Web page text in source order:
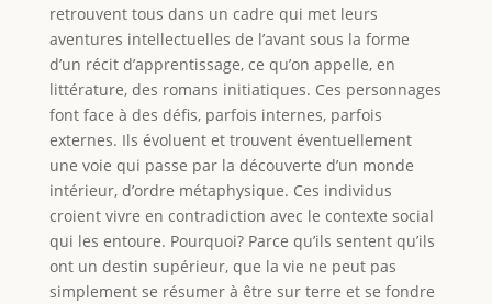
retrouvent tous dans un cadre qui met leurs
aventures intellectuelles de l’avant sous la forme
d’un récit d’apprentissage, ce qu’on appelle, en
littérature, des romans initiatiques. Ces personnages
font face à des défis, parfois internes, parfois
externes. Ils évoluent et trouvent éventuellement
une voie qui passe par la découverte d’un monde
intérieur, d’ordre métaphysique. Ces individus
croient vivre en contradiction avec le contexte social
qui les entoure. Pourquoi? Parce qu’ils sentent qu’ils
ont un destin supérieur, que la vie ne peut pas
simplement se résumer à être sur terre et se fondre